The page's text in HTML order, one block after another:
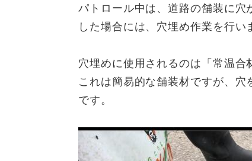
パトロール中は、道路の舗装に穴
した場合には、穴埋め作業を行い
穴埋めに使用されるのは「常温合
これは簡易的な舗装材ですが、
です。